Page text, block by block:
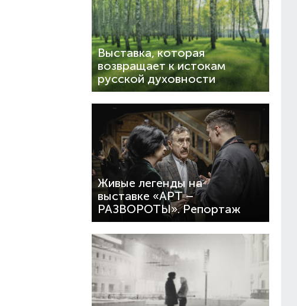
Выставка, которая
возвращает к истокам
русской духовности
Живые легенды на
выставке «АРТ –
РАЗВОРОТЫ». Репортаж